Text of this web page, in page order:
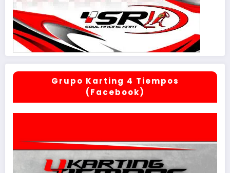
Grupo Karting 4 Tiempos
(Facebook)